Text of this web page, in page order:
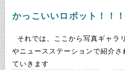
かっこいいロボット！！！
やニュースステーションで紹介さ
ていきます